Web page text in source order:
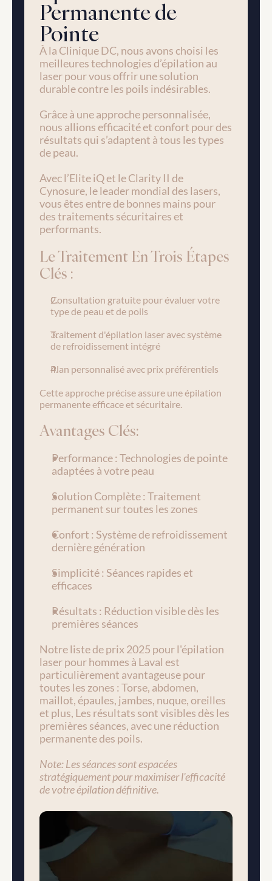
Permanente de
Pointe
À la Clinique DC, nous avons choisi les
meilleures technologies d’épilation au
laser pour vous offrir une solution
durable contre les poils indésirables.
Grâce à une approche personnalisée,
nous allions efficacité et confort pour des
résultats qui s’adaptent à tous les types
de peau.
Avec l’Elite iQ et le Clarity II de
Cynosure, le leader mondial des lasers,
vous êtes entre de bonnes mains pour
des traitements sécuritaires et
performants.
Le Traitement En Trois Étapes
Clés :
Consultation gratuite pour évaluer votre
type de peau et de poils
Traitement d'épilation laser avec système
de refroidissement intégré
Plan personnalisé avec prix préférentiels
Cette approche précise assure une épilation
permanente efficace et sécuritaire.
Avantages Clés:
Performance : Technologies de pointe
adaptées à votre peau
Solution Complète : Traitement
permanent sur toutes les zones
Confort : Système de refroidissement
dernière génération
Simplicité : Séances rapides et
efficaces
Résultats : Réduction visible dès les
premières séances
Notre liste de prix 2025 pour l'épilation
laser pour hommes à Laval est
particulièrement avantageuse pour
toutes les zones : Torse, abdomen,
maillot, épaules, jambes, nuque, oreilles
et plus, Les résultats sont visibles dès les
premières séances, avec une réduction
permanente des poils.
Note: Les séances sont espacées
stratégiquement pour maximiser l'efficacité
de votre épilation définitive.